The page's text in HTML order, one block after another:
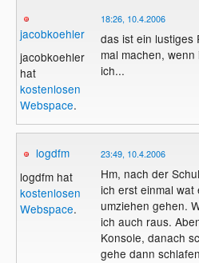
jacobkoehler
jacobkoehler
hat
kostenlosen
Webspace.
18:26, 10.4.2006
das ist ein lustiges
mal machen,
ich...
logdfm
logdfm hat
kostenlosen
Webspace.
23:49, 10.4.2006
Hm, nach der
ich erst einmal wat
umziehen gehen.
ich auch raus.
Konsole, danach
gehe dann